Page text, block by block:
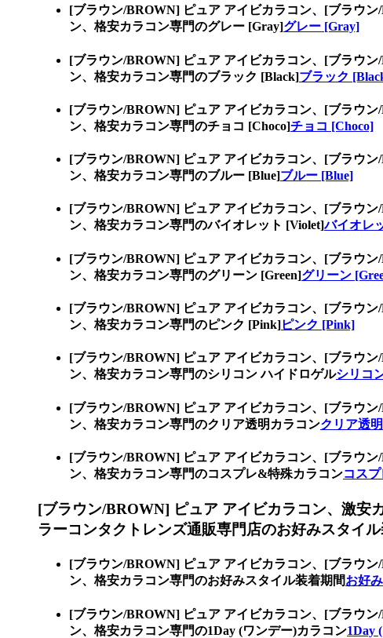
[ブラウン/BROWN] ピュア アイビカラコン、 [ブラウン
ン、格安カラコン専門のグレー [Gray]グレー [Gray]
[ブラウン/BROWN] ピュア アイビカラコン、 [ブラウン
ン、格安カラコン専門のブラック [Black]ブラック
[ブラウン/BROWN] ピュア アイビカラコン、 [ブラウン
ン、格安カラコン専門のチョコ [Choco]チョコ [Choco]
[ブラウン/BROWN] ピュア アイビカラコン、 [ブラウン
ン、格安カラコン専門のブルー [Blue]ブルー [Blue]
[ブラウン/BROWN] ピュア アイビカラコン、
[ブラウ
ン、格安カラコン専門のバイオレット [Violet]バイオレ
[ブラウン/BROWN] ピュア アイビカラコン、 [ブラウン
ン、格安カラコン専門のグリーン [Green]グリーン
[ブラウン/BROWN] ピュア アイビカラコン、 [ブラウン
ン、格安カラコン専門のピンク [Pink]ピンク [Pink]
[ブラウン/BROWN] ピュア アイビカラコン、 [ブラウン
ン、格安カラコン専門のシリコン ハイドロゲルシリコ
[ブラウン/BROWN] ピュア アイビカラコン、 [ブラウン
ン、格安カラコン専門のクリア透明カラコンクリア透
[ブラウン/BROWN] ピュア アイビカラコン、 [ブラウン
ン、格安カラコン専門のコスプレ&特殊カラコンコス
[ブラウン/BROWN] ピュア アイビカラコン、 激安
ラーコンタクトレンズ通販専門店のお好みスタイ
[ブラウン/BROWN] ピュア アイビカラコン、 [ブラウン
ン、格安カラコン専門のお好みスタイル装着期間お好
[ブラウン/BROWN] ピュア アイビカラコン、 [ブラウン
ン、格安カラコン専門の1Day (ワンデー)カラコン1Day